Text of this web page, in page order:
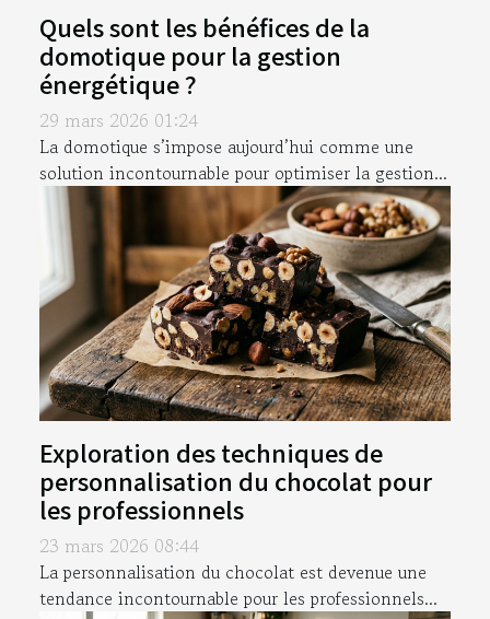
Quels sont les bénéfices de la
domotique pour la gestion
énergétique ?
29 mars 2026 01:24
La domotique s’impose aujourd’hui comme une
solution incontournable pour optimiser la gestion...
Exploration des techniques de
personnalisation du chocolat pour
les professionnels
23 mars 2026 08:44
La personnalisation du chocolat est devenue une
tendance incontournable pour les professionnels...